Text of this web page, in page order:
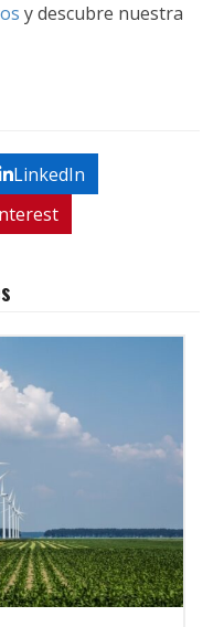
y descubre nuestra
LinkedIn